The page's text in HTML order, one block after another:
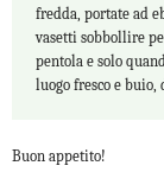
fredda, portate ad
vasetti sobbollire
pentola e solo
luogo fresco e
Buon appetito!